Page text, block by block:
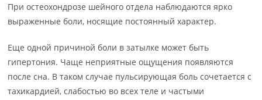
При остеохондрозе шейного отдела наблюдаются ярко
выраженные боли, носящие постоянный характер.
Еще одной причиной боли в затылке может быть
гипертония. Чаще неприятные ощущения появляются
после сна. В таком случае пульсирующая боль сочетается с
тахикардией, слабостью во всех теле и частыми